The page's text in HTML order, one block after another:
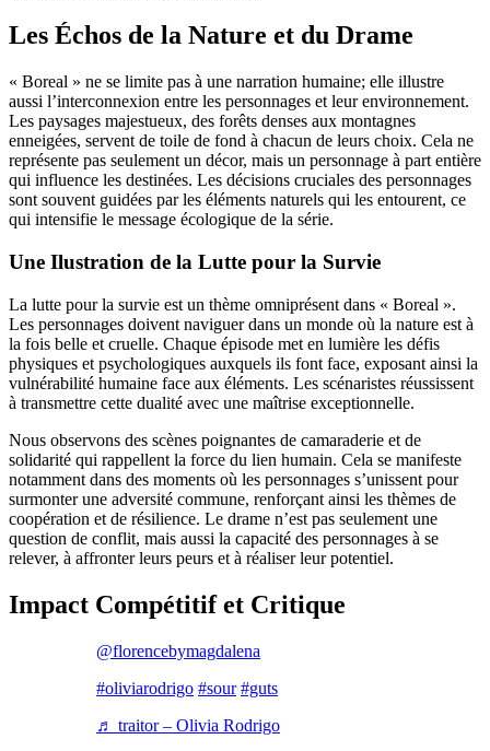
Les Échos de la Nature et du Drame
« Boreal » ne se limite pas à une narration humaine; elle illustre
aussi l’interconnexion entre les personnages et leur environnement.
Les paysages majestueux, des forêts denses aux montagnes
enneigées, servent de toile de fond à chacun de leurs choix. Cela ne
représente pas seulement un décor, mais un personnage à part entière
qui influence les destinées. Les décisions cruciales des personnages
sont souvent guidées par les éléments naturels qui les entourent, ce
qui intensifie le message écologique de la série.
Une Ilustration de la Lutte pour la Survie
La lutte pour la survie est un thème omniprésent dans « Boreal ».
Les personnages doivent naviguer dans un monde où la nature est à
la fois belle et cruelle. Chaque épisode met en lumière les défis
physiques et psychologiques auxquels ils font face, exposant ainsi la
vulnérabilité humaine face aux éléments. Les scénaristes réussissent
à transmettre cette dualité avec une maîtrise exceptionnelle.
Nous observons des scènes poignantes de camaraderie et de
solidarité qui rappellent la force du lien humain. Cela se manifeste
notamment dans des moments où les personnages s’unissent pour
surmonter une adversité commune, renforçant ainsi les thèmes de
coopération et de résilience. Le drame n’est pas seulement une
question de conflit, mais aussi la capacité des personnages à se
relever, à affronter leurs peurs et à réaliser leur potentiel.
Impact Compétitif et Critique
@florencebymagdalena
#oliviarodrigo #sour #guts
♬ traitor – Olivia Rodrigo